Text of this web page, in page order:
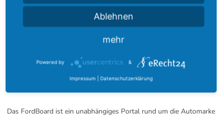
Community rund um das blaue Oval.
Bei uns finden Sie zu jedem Modell ein eigenes Fachforum. Darüber
hinaus können Sie in Modell-übergreifenden Foren nach Tipps rund
Das FordBoard ist ein unabhängiges Portal rund um die Automarke
Ablehnen
mehr
Powered by &
Impressum Datenschutzerklärung